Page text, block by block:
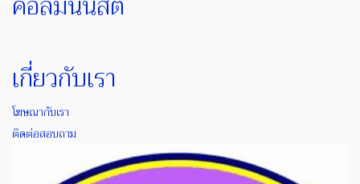
เกี่ยวกับเรา
โฆษณากับเรา
ติดต่อสอบถาม